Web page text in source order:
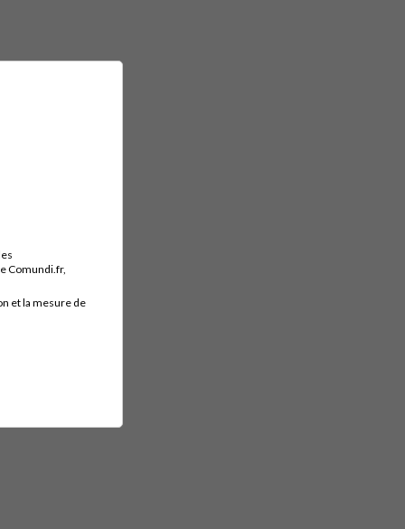
Comundi.fr,
et la mesure de